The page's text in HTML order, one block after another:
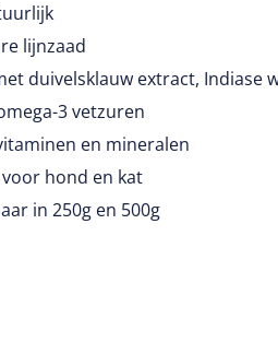
lijnzaad
duivelsklauw extract, Indiase
3 vetzuren
en mineralen
hond en kat
in 250g en 500g